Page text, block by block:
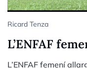
Ricard Tenza
L’ENFAF
L’ENFAF femení